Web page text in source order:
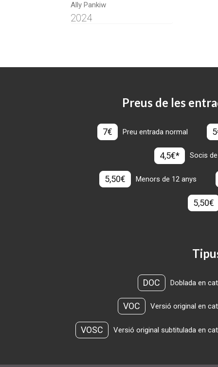
Ally Pankiw
2024
Preus de les
7€ Preu entrada normal
4,5€* Socis
5,50€ Menors de 12 anys
5,50€
DOC Doblada en
VOC Versió original en
VOSC Versió original subtitulada en